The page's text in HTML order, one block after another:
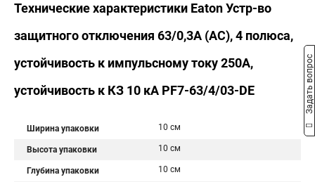
Технические характеристики Eaton Устр-во
защитного отключения 63/0,3А (АС), 4 полюса,
устойчивость к импульсному току 250А,
устойчивость к КЗ 10 кА PF7-63/4/03-DE
Ширина упаковки 10 см
Высота упаковки 10 см
Глубина упаковки 10 см
Задать вопрос